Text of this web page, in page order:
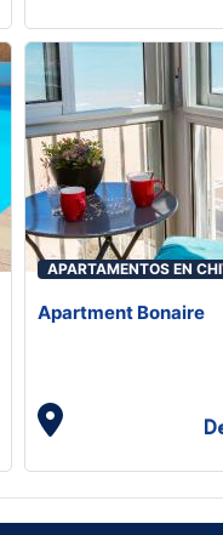
APARTAMENTOS EN
Apartment Bonaire